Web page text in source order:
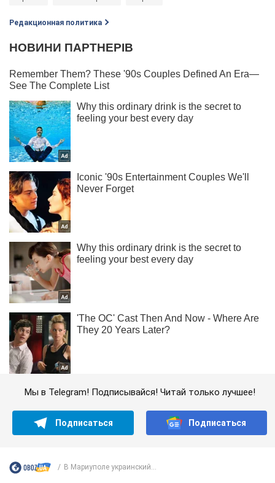
Редакционная политика
Мы в Telegram! Подписывайся! Читай только лучшее!
Подписаться Подписаться
В Мариуполе украинский...